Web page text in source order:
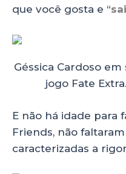
que você gosta e “
Géssica Cardoso
jogo Fate
E não há idade para
Friends, não
caracterizadas a